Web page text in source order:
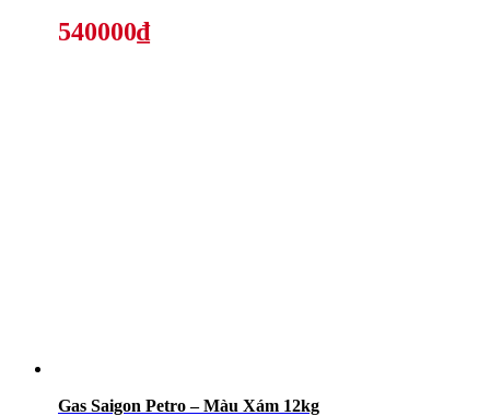
540000₫
Gas Saigon Petro – Màu Xám 12kg